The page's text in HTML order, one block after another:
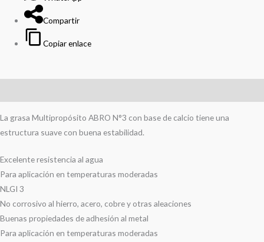
Compartir
Copiar enlace
La grasa Multipropósito ABRO N°3 con base de calcio tiene una
estructura suave con buena estabilidad.
Excelente resistencia al agua
Para aplicación en temperaturas moderadas
NLGI 3
No corrosivo al hierro, acero, cobre y otras aleaciones
Buenas propiedades de adhesión al metal
Para aplicación en temperaturas moderadas